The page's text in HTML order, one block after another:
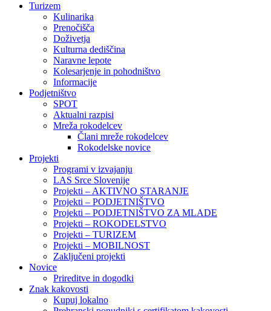
Turizem
Kulinarika
Prenočišča
Doživetja
Kulturna dediščina
Naravne lepote
Kolesarjenje in pohodništvo
Informacije
Podjetništvo
SPOT
Aktualni razpisi
Mreža rokodelcev
Člani mreže rokodelcev
Rokodelske novice
Projekti
Programi v izvajanju
LAS Srce Slovenije
Projekti – AKTIVNO STARANJE
Projekti – PODJETNIŠTVO
Projekti – PODJETNIŠTVO ZA MLADE
Projekti – ROKODELSTVO
Projekti – TURIZEM
Projekti – MOBILNOST
Zaključeni projekti
Novice
Prireditve in dogodki
Znak kakovosti
Kupuj lokalno